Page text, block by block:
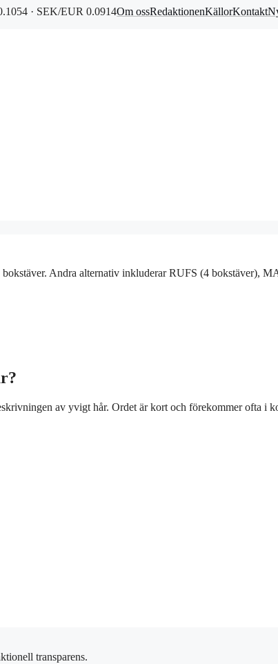
· SEK/EUR 0.0914Om ossRedaktionenKällorKontakt
Andra alternativ inkluderar RUFS (4 bokstäver),
av yvigt hår. Ordet är kort och förekommer ofta i
transparens.